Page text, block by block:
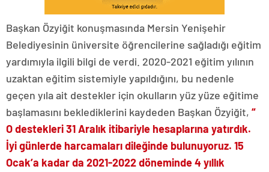
Başkan Özyiğit konuşmasında Mersin Yenişehir
Belediyesinin üniversite öğrencilerine sağladığı eğitim
yardımıyla ilgili bilgi de verdi. 2020-2021 eğitim yılının
uzaktan eğitim sistemiyle yapıldığını, bu nedenle
geçen yıla ait destekler için okulların yüz yüze eğitime
başlamasını beklediklerini kaydeden Başkan Özyiğit, “
O destekleri 31 Aralık itibariyle hesaplarına yatırdık.
İyi günlerde harcamaları dileğinde bulunuyoruz. 15
Ocak’a kadar da 2021-2022 döneminde 4 yıllık